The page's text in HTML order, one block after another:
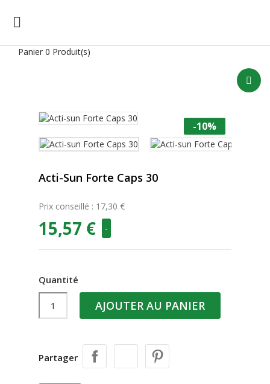

Panier 0 Produit(s)
-10%
Acti-Sun Forte Caps 30
Prix conseillé : 17,30 €
15,57 € -
Quantité
AJOUTER AU PANIER
Partager